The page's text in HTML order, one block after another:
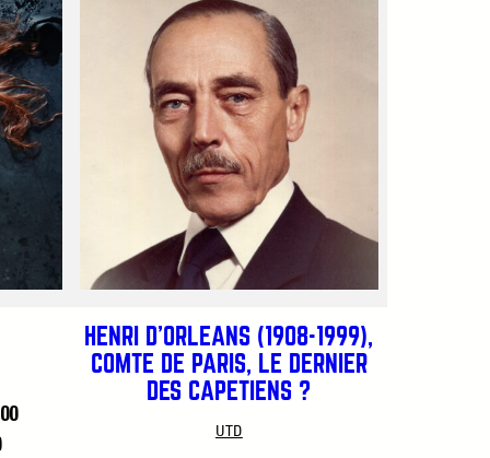
HENRI D’ORLÉANS (1908-1999),
COMTE DE PARIS, LE DERNIER
DES CAPÉTIENS ?
UTD